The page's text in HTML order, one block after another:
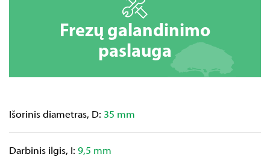
Frezų galandinimo
paslauga
Išorinis diametras, D: 35 mm
Darbinis ilgis, I: 9,5 mm